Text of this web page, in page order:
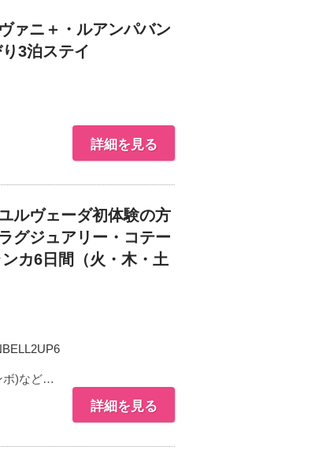
ァニ＋・ルアンパバン
り3泊ステイ
詳細を見る
ルヴェーダ初体験の方
グジュアリー・コテー
カ6日間（火・木・土
ボ)など…
詳細を見る